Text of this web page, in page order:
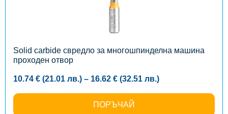
Solid carbide свредло за многошпинделна машина
проходен отвор
10.74 € (21.01 лв.) – 16.62 € (32.51 лв.)Price
10.74 €
ПОРЪЧАЙ
the
product
page